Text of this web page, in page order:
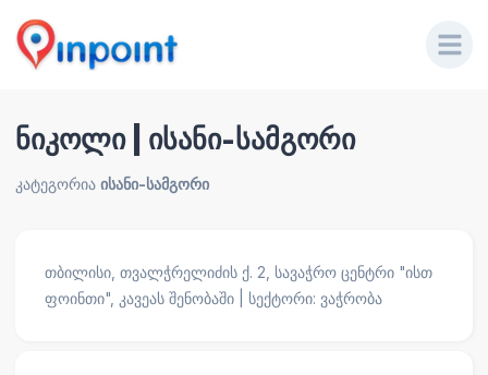
ნიკოლი | ისანი-სამგორი
კატეგორია ისანი-სამგორი
თბილისი, თვალჭრელიძის ქ. 2, სავაჭრო ცენტრი "ისთ
ფოინთი", კავეას შენობაში | სექტორი: ვაჭრობა